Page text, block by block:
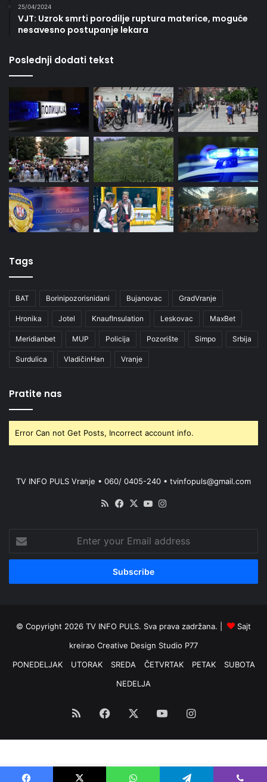
25/04/2024
VJT: Uzrok smrti porodilje ruptura materice, moguće
nesavesno postupanje lekara
Poslednji dodati tekst
Tags
BAT Borinipozorisnidani Bujanovac GradVranje
Hronika Jotel KnaufInsulation Leskovac MaxBet
Meridianbet MUP Policija Pozorište Simpo Srbija
Surdulica VladičinHan Vranje
Pratite nas
Error Can not Get Posts, Incorrect account info.
TV INFO PULS Vranje • 060/ 0405-240 • tvinfopuls@gmail.com
RSS Facebook
X YouTube
your
Email
© Copyright 2026 TV INFO PULS. Sva prava zadržana. |
Sajt
kreirao Creative Design Studio P77
PONEDELJAK
UTORAK SREDA ČETVRTAK PETAK
SUBOTA
NEDELJA
RSS Facebook YouTubeInstagram
Optimized by Seraphinite Accelerator